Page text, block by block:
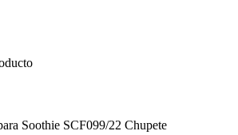
Soothie SCF099/22 Chupete